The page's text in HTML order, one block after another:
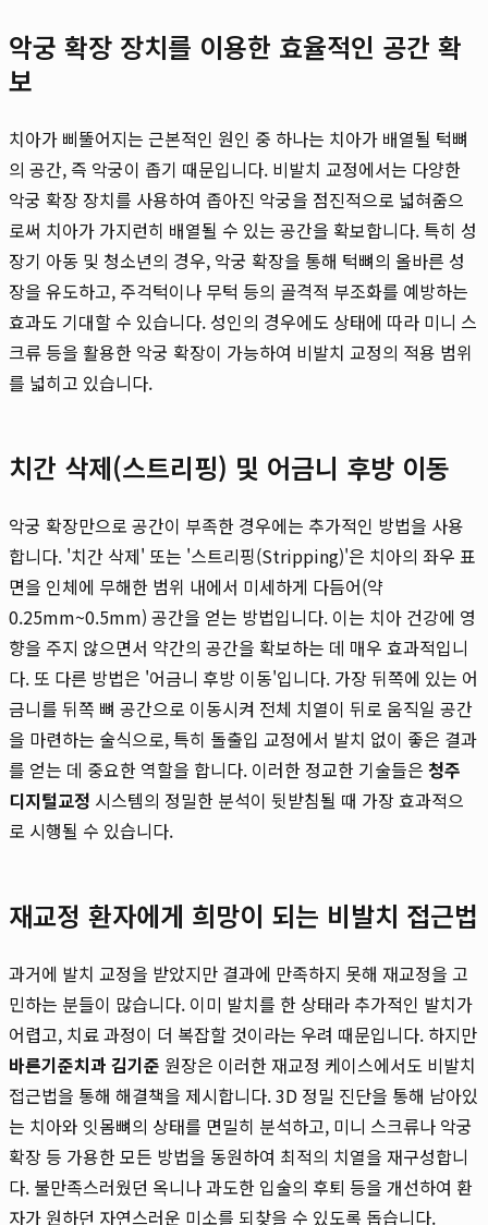
악궁 확장 장치를 이용한 효율적인 공간 확
보
치아가 삐뚤어지는 근본적인 원인 중 하나는 치아가 배열될 턱뼈
의 공간, 즉 악궁이 좁기 때문입니다. 비발치 교정에서는 다양한
악궁 확장 장치를 사용하여 좁아진 악궁을 점진적으로 넓혀줌으
로써 치아가 가지런히 배열될 수 있는 공간을 확보합니다. 특히 성
장기 아동 및 청소년의 경우, 악궁 확장을 통해 턱뼈의 올바른 성
장을 유도하고, 주걱턱이나 무턱 등의 골격적 부조화를 예방하는
효과도 기대할 수 있습니다. 성인의 경우에도 상태에 따라 미니 스
크류 등을 활용한 악궁 확장이 가능하여 비발치 교정의 적용 범위
를 넓히고 있습니다.
치간 삭제(스트리핑) 및 어금니 후방 이동
악궁 확장만으로 공간이 부족한 경우에는 추가적인 방법을 사용
합니다. '치간 삭제' 또는 '스트리핑(Stripping)'은 치아의 좌우 표
면을 인체에 무해한 범위 내에서 미세하게 다듬어(약
0.25mm~0.5mm) 공간을 얻는 방법입니다. 이는 치아 건강에 영
향을 주지 않으면서 약간의 공간을 확보하는 데 매우 효과적입니
다. 또 다른 방법은 '어금니 후방 이동'입니다. 가장 뒤쪽에 있는 어
금니를 뒤쪽 뼈 공간으로 이동시켜 전체 치열이 뒤로 움직일 공간
을 마련하는 술식으로, 특히 돌출입 교정에서 발치 없이 좋은 결과
를 얻는 데 중요한 역할을 합니다. 이러한 정교한 기술들은 청주
디지털교정 시스템의 정밀한 분석이 뒷받침될 때 가장 효과적으
로 시행될 수 있습니다.
재교정 환자에게 희망이 되는 비발치 접근법
과거에 발치 교정을 받았지만 결과에 만족하지 못해 재교정을 고
민하는 분들이 많습니다. 이미 발치를 한 상태라 추가적인 발치가
어렵고, 치료 과정이 더 복잡할 것이라는 우려 때문입니다. 하지만
바른기준치과 김기준 원장은 이러한 재교정 케이스에서도 비발치
접근법을 통해 해결책을 제시합니다. 3D 정밀 진단을 통해 남아있
는 치아와 잇몸뼈의 상태를 면밀히 분석하고, 미니 스크류나 악궁
확장 등 가용한 모든 방법을 동원하여 최적의 치열을 재구성합니
다. 불만족스러웠던 옥니나 과도한 입술의 후퇴 등을 개선하여 환
자가 원하던 자연스러운 미소를 되찾을 수 있도록 돕습니다.